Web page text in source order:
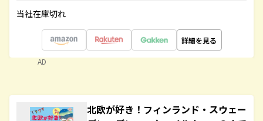
当社在庫切れ
詳細を見る
AD
北欧が好き！フィンランド・スウェー